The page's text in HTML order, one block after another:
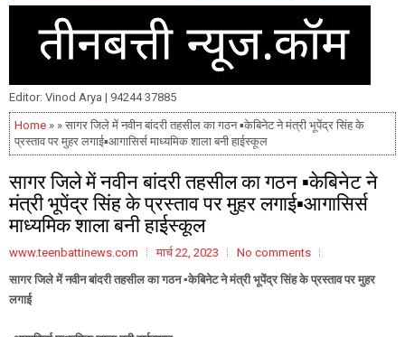
Editor: Vinod Arya | 94244 37885
Home » » सागर जिले में नवीन बांदरी तहसील का गठन ▪️केबिनेट ने मंत्री भूपेंद्र सिंह के
प्रस्ताव पर मुहर लगाई▪️आगासिर्स माध्यमिक शाला बनी हाईस्कूल
सागर जिले में नवीन बांदरी तहसील का गठन ▪️केबिनेट ने
मंत्री भूपेंद्र सिंह के प्रस्ताव पर मुहर लगाई▪️आगासिर्स
माध्यमिक शाला बनी हाईस्कूल
www.teenbattinews.com मार्च 22, 2023
No comments
सागर जिले में नवीन बांदरी तहसील का गठन ▪️केबिनेट ने मंत्री भूपेंद्र सिंह के प्रस्ताव पर मुहर
लगाई